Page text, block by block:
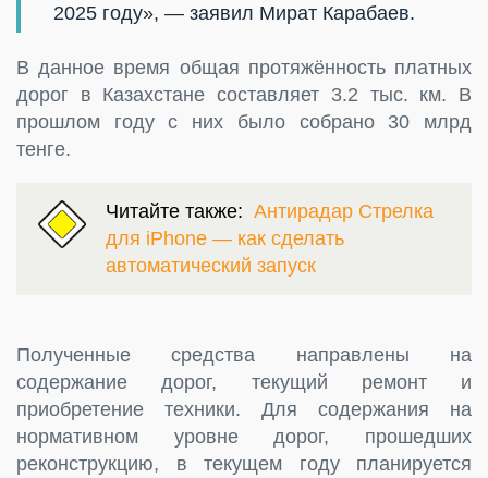
2025 году», — заявил Мират Карабаев.
В данное время общая протяжённость платных
дорог в Казахстане составляет 3.2 тыс. км. В
прошлом году с них было собрано 30 млрд
тенге.
Читайте также: Антирадар Стрелка
для iPhone — как сделать
автоматический запуск
Полученные средства направлены на
содержание дорог, текущий ремонт и
приобретение техники. Для содержания на
нормативном уровне дорог, прошедших
реконструкцию, в текущем году планируется